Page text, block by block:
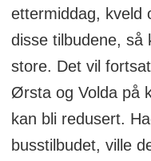
ettermiddag, kveld
disse tilbudene, så
store. Det vil
Ørsta og Volda på
kan bli redusert.
busstilbudet, ville